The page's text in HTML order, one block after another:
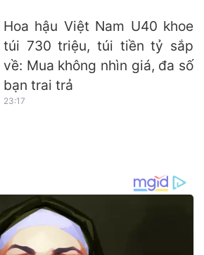
Hoa hậu Việt Nam U40 khoe
túi 730 triệu, túi tiền tỷ sắp
về: Mua không nhìn giá, đa số
bạn trai trả
23:17